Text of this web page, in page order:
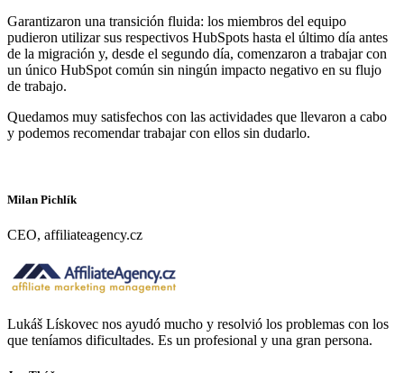
Garantizaron una transición fluida: los miembros del equipo
pudieron utilizar sus respectivos HubSpots hasta el último día antes
de la migración y, desde el segundo día, comenzaron a trabajar con
un único HubSpot común sin ningún impacto negativo en su flujo
de trabajo.
Quedamos muy satisfechos con las actividades que llevaron a cabo
y podemos recomendar trabajar con ellos sin dudarlo.
Milan Pichlík
CEO, affiliateagency.cz
Lukáš Lískovec nos ayudó mucho y resolvió los problemas con los
que teníamos dificultades. Es un profesional y una gran persona.